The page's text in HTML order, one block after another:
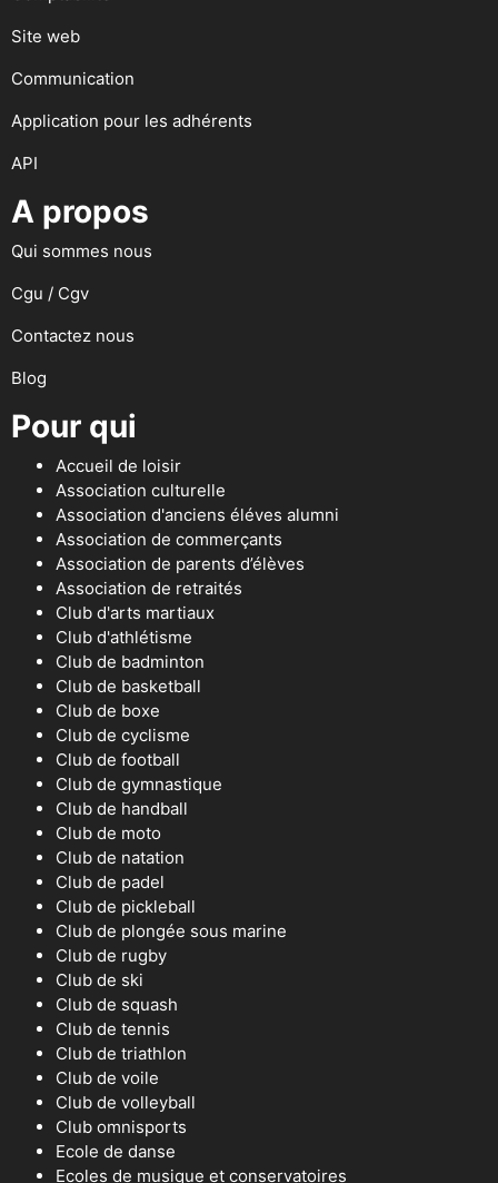
Site web
Communication
Application pour les adhérents
API
A propos
Qui sommes nous
Cgu / Cgv
Contactez nous
Blog
Pour qui
Accueil de loisir
Association culturelle
Association d'anciens éléves alumni
Association de commerçants
Association de parents d’élèves
Association de retraités
Club d'arts martiaux
Club d'athlétisme
Club de badminton
Club de basketball
Club de boxe
Club de cyclisme
Club de football
Club de gymnastique
Club de handball
Club de moto
Club de natation
Club de padel
Club de pickleball
Club de plongée sous marine
Club de rugby
Club de ski
Club de squash
Club de tennis
Club de triathlon
Club de voile
Club de volleyball
Club omnisports
Ecole de danse
Ecoles de musique et conservatoires